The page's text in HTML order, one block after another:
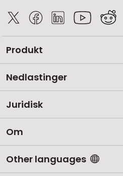
Produkt
Nedlastinger
Juridisk
Om
Other languages